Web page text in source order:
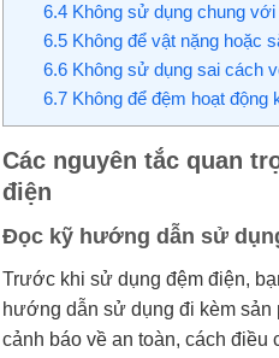
6.4Không sử dụng chung với
6.5Không để vật nặng hoặc
6.6Không sử dụng sai cách
6.7Không để đệm hoạt động
Các nguyên tắc quan
điện
Đọc kỹ hướng dẫn sử
Trước khi sử dụng đệm điện,
hướng dẫn sử dụng đi kèm
cảnh báo về an toàn, cách điều